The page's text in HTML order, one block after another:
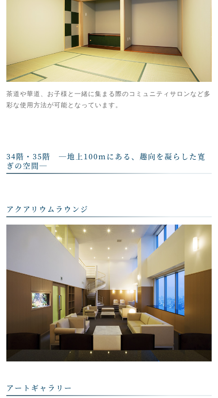
茶道や華道、お子様と一緒に集まる際のコミュニティサロンなど多
彩な使用方法が可能となっています。
34階・35階 ―地上100mにある、趣向を凝らした寛
ぎの空間―
アクアリウムラウンジ
アートギャラリー